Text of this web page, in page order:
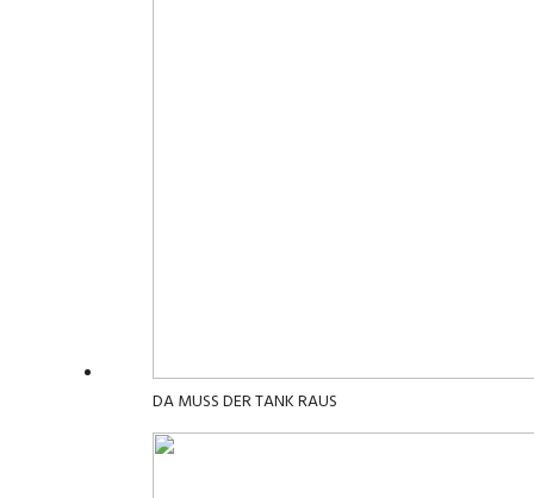
DA MUSS DER TANK RAUS